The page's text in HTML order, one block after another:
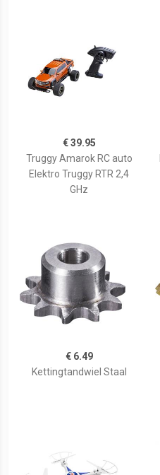
€ 39.95
Truggy Amarok RC auto
Elektro Truggy RTR 2,4
GHz
€ 6.49
Kettingtandwiel Staal